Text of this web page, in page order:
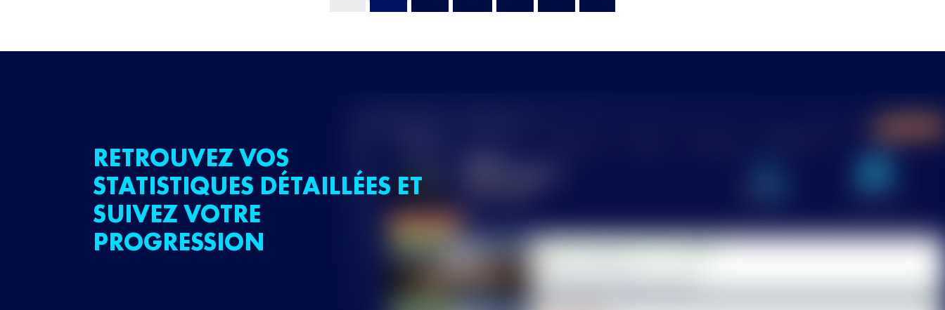
RETROUVEZ VOS
STATISTIQUES DÉTAILLÉES ET
SUIVEZ VOTRE
PROGRESSION